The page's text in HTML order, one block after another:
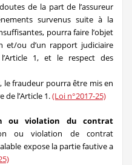
de la part de l’assureur
survenus suite à la
pourra faire l’objet
et/ou d’un rapport judiciaire
1, et le respect des
le fraudeur pourra être mis en
de l’Article 1.(Loi n°2017-25)
ou violation du contrat
ou violation de contrat
expose la partie fautive a